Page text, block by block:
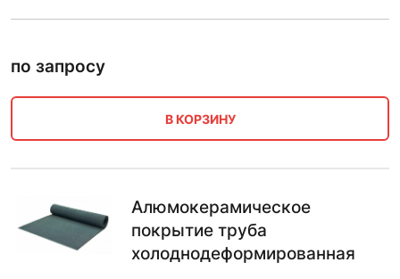
по запросу
В КОРЗИНУ
Алюмокерамическое
покрытие труба
холоднодеформированная